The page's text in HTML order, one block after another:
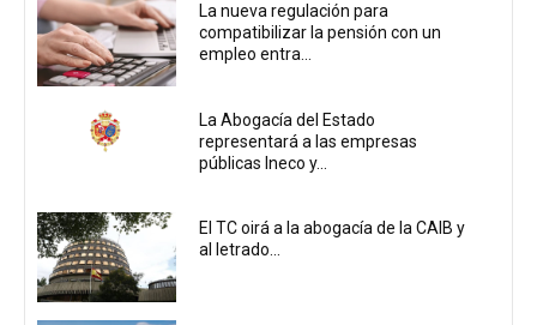
La nueva regulación para
compatibilizar la pensión con un
empleo entra...
La Abogacía del Estado
representará a las empresas
públicas Ineco y...
El TC oirá a la abogacía de la CAIB y
al letrado...